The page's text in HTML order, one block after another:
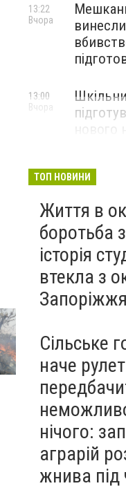
13:22
Вчора
13:00
Вчора
ТОП НОВИНИ
Життя в
боротьба
історія
втекла з
Запоріжжя
Сільське
наче
нічого:
аграрій
жнива під